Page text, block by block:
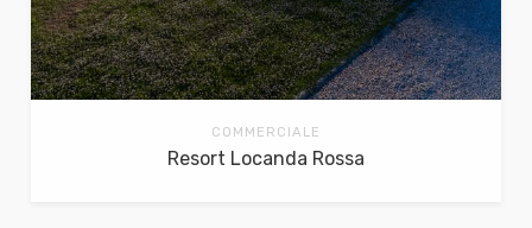
COMMERCIALE
Resort Locanda Rossa